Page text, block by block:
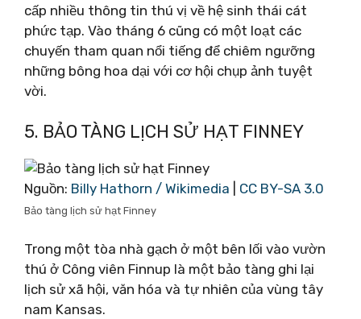
cấp nhiều thông tin thú vị về hệ sinh thái cát
phức tạp. Vào tháng 6 cũng có một loạt các
chuyến tham quan nổi tiếng để chiêm ngưỡng
những bông hoa dại với cơ hội chụp ảnh tuyệt
vời.
5. BẢO TÀNG LỊCH SỬ HẠT FINNEY
Nguồn: Billy Hathorn / Wikimedia CC BY-SA 3.0
Bảo tàng lịch sử hạt Finney
Trong một tòa nhà gạch ở một bên lối vào vườn
thú ở Công viên Finnup là một bảo tàng ghi lại
lịch sử xã hội, văn hóa và tự nhiên của vùng tây
nam Kansas.